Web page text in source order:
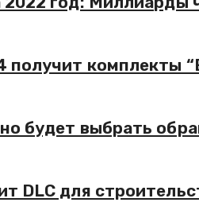
получит комплекты
будет выбрать
DLC для